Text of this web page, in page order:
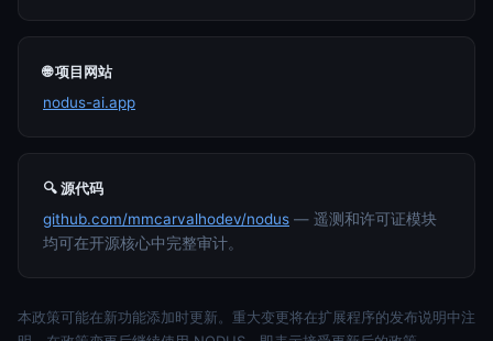
🌐 项目网站
nodus-ai.app
🔍 源代码
github.com/mmcarvalhodev/nodus — 遥测和许可证模块
均可在开源核心中完整审计。
本政策可能在新功能添加时更新。重大变更将在扩展程序的发布说明中注